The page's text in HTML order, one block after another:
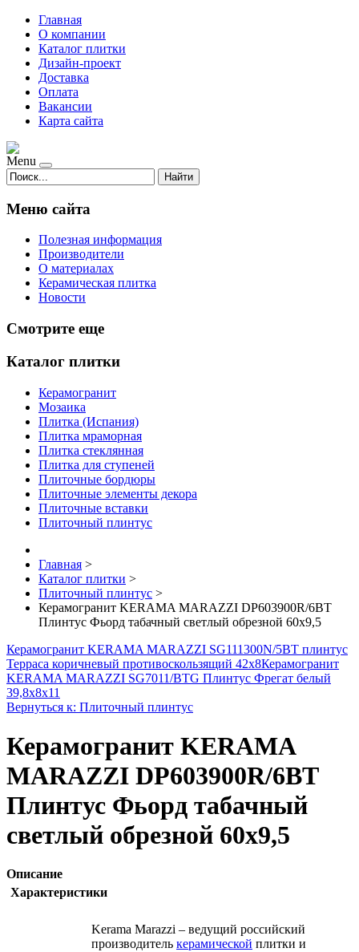
Главная
О компании
Каталог плитки
Дизайн-проект
Доставка
Оплата
Вакансии
Карта сайта
Menu
Найти
Меню сайта
Полезная информация
Производители
О материалах
Керамическая плитка
Новости
Смотрите еще
Каталог плитки
Керамогранит
Мозаика
Плитка (Испания)
Плитка мраморная
Плитка стеклянная
Плитка для ступеней
Плиточные бордюры
Плиточные элементы декора
Плиточные вставки
Плиточный плинтус
Главная >
Каталог плитки >
Плиточный плинтус >
Керамогранит KERAMA MARAZZI DP603900R/6BT
Плинтус Фьорд табачный светлый обрезной 60х9,5
Керамогранит KERAMA MARAZZI SG111300N/5BT плинтус
Терраса коричневый противоскользящий 42х8Керамогранит
KERAMA MARAZZI SG7011/BTG Плинтус Фрегат белый
39,8х8х11
Вернуться к: Плиточный плинтус
Керамогранит KERAMA
MARAZZI DP603900R/6BT
Плинтус Фьорд табачный
светлый обрезной 60х9,5
Описание
Характеристики
Kerama Marazzi – ведущий российский
производитель керамической плитки и